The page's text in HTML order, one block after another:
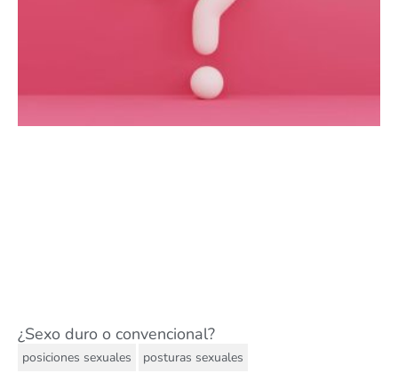
¿Sexo duro o convencional?
posiciones sexuales posturas sexuales